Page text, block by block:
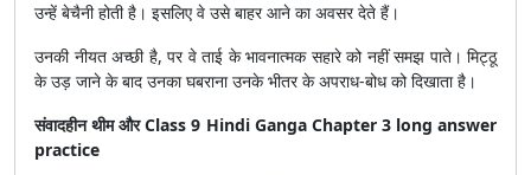
उन्हें बेचैनी होती है। इसलिए वे उसे बाहर आने का अवसर देते हैं।
उनकी नीयत अच्छी है, पर वे ताई के भावनात्मक सहारे को नहीं समझ पाते। मिट्ठू
के उड़ जाने के बाद उनका घबराना उनके भीतर के अपराध-बोध को दिखाता है।
संवादहीन थीम और Class 9 Hindi Ganga Chapter 3 long answer
practice